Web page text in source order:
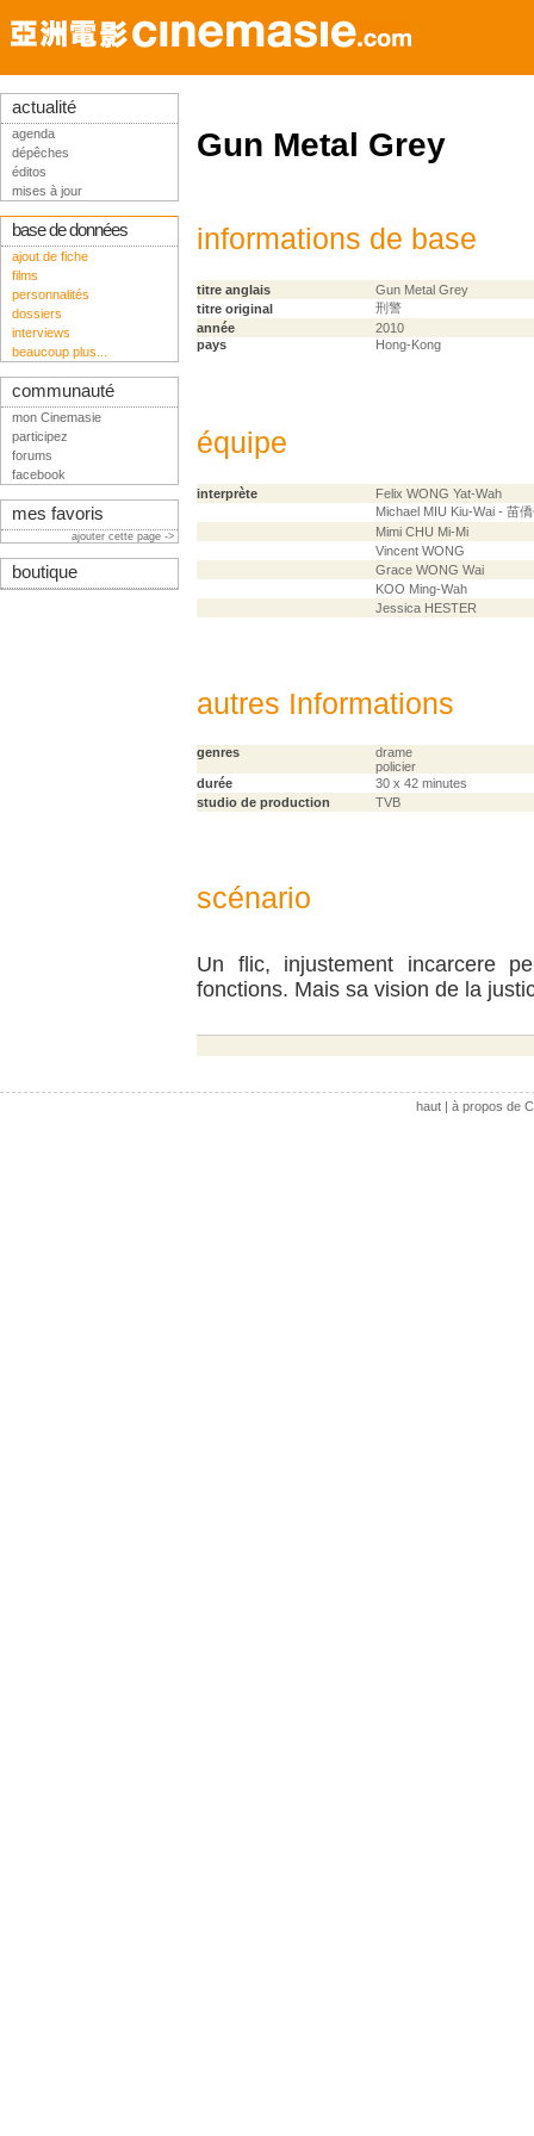
Gun Metal Grey
informations de base
titre anglais
Gun Metal Grey
titre original
刑警
année
2010
pays
Hong-Kong
équipe
interprète
Felix WONG Yat-Wah
Michael MIU Kiu-Wai - 苗
Mimi CHU Mi-Mi
Vincent WONG
Grace WONG Wai
KOO Ming-Wah
Jessica HESTER
autres Informations
genres
drame
policier
durée
30 x 42 minutes
studio de production
TVB
scénario
Un flic, injustement incarcere
fonctions. Mais sa vision de la
actualité
agenda
dépêches
éditos
mises à jour
base de données
ajout de fiche
films
personnalités
dossiers
interviews
beaucoup plus...
communauté
mon Cinemasie
participez
forums
facebook
mes favoris
ajouter cette page ->
boutique
haut| à propos de